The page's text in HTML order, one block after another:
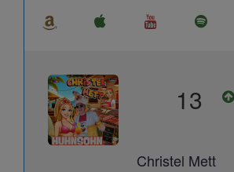
13
Christel Mett